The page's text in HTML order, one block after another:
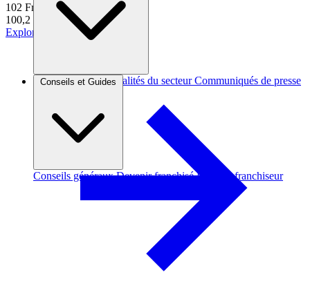
Brèves et actus Actualités du secteur Communiqués de presse
Conseils et Guides
Conseils généraux Devenir franchisé Devenir franchiseur
102 Franchises
100,2 k€
d'apport moyen
Explorer